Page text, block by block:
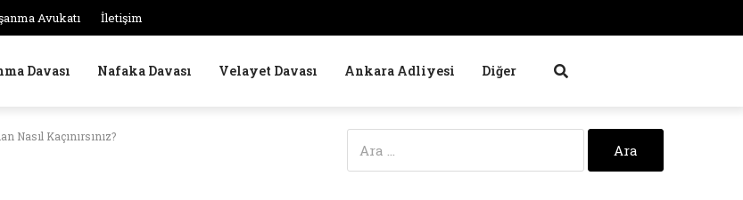
Avukatı İletişim
Davası Nafaka Davası Velayet Davası Ankara Adliyesi Diğer
Nasıl Kaçınırsınız?